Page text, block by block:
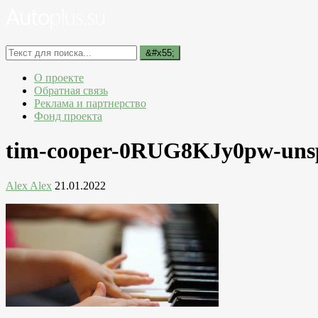
О проекте
Обратная связь
Реклама и партнерство
Фонд проекта
tim-cooper-0RUG8KJy0pw-
Alex Alex 21.01.2022